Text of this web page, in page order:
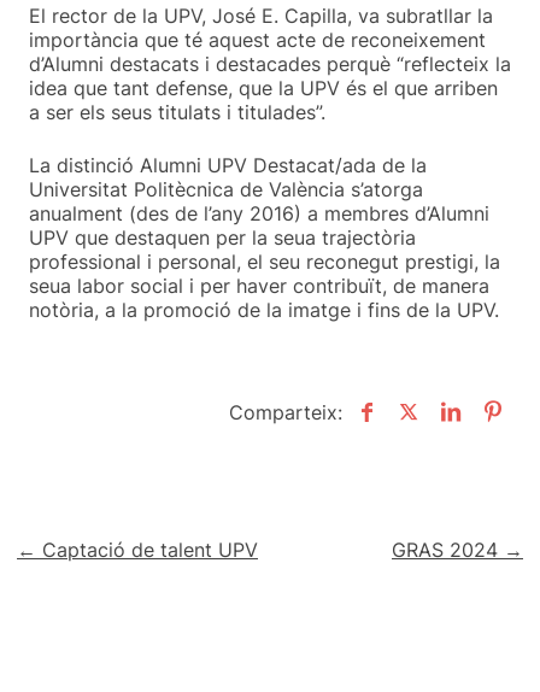
El rector de la UPV, José E. Capilla, va subratllar la
importància que té aquest acte de reconeixement
d’Alumni destacats i destacades perquè “reflecteix la
idea que tant defense, que la UPV és el que arriben
a ser els seus titulats i titulades”.
La distinció Alumni UPV Destacat/ada de la
Universitat Politècnica de València s’atorga
anualment (des de l’any 2016) a membres d’Alumni
UPV que destaquen per la seua trajectòria
professional i personal, el seu reconegut prestigi, la
seua labor social i per haver contribuït, de manera
notòria, a la promoció de la imatge i fins de la UPV.
Comparteix:
Navegació
← Captació de talent UPV GRAS 2024 →